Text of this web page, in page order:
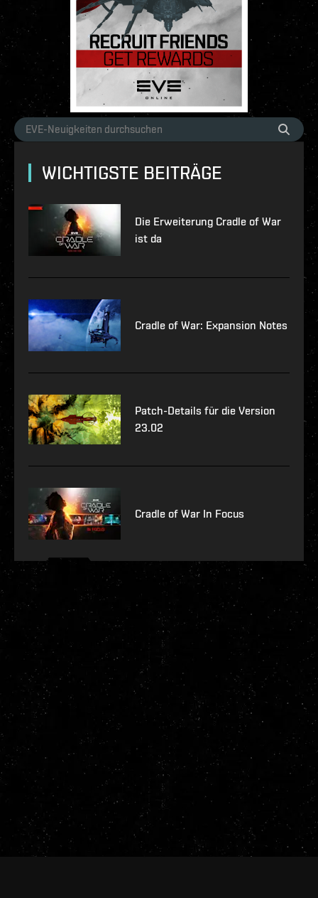
WICHTIGSTE BEITRÄGE
Die Erweiterung Cradle of War
ist da
Cradle of War: Expansion Notes
Patch-Details für die Version
23.02
Cradle of War In Focus